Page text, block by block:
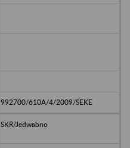
992700/610A/4/2009/SEKE
SKR/Jedwabno